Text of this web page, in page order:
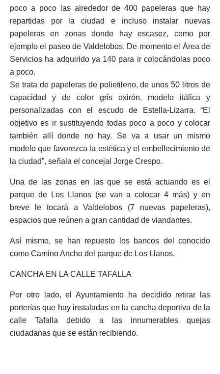
poco a poco las alrededor de 400 papeleras que hay
repartidas por la ciudad e incluso instalar nuevas
papeleras en zonas donde hay escasez, como por
ejemplo el paseo de Valdelobos. De momento el Área de
Servicios ha adquirido ya 140 para ir colocándolas poco
a poco.
Se trata de papeleras de polietileno, de unos 50 litros de
capacidad y de color gris oxirón, modelo itálica y
personalizadas con el escudo de Estella-Lizarra. “El
objetivo es ir sustituyendo todas poco a poco y colocar
también allí donde no hay. Se va a usar un mismo
modelo que favorezca la estética y el embellecimiento de
la ciudad”, señala el concejal Jorge Crespo.
Una de las zonas en las que se está actuando es el
parque de Los Llanos (se van a colocar 4 más) y en
breve le tocará a Valdelobos (7 nuevas papeleras),
espacios que reúnen a gran cantidad de viandantes.
Así mismo, se han repuesto los bancos del conocido
como Camino Ancho del parque de Los Llanos.
CANCHA EN LA CALLE TAFALLA
Por otro lado, el Ayuntamiento ha decidido retirar las
porterías que hay instaladas en la cancha deportiva de la
calle Tafalla debido a las innumerables quejas
ciudadanas que se están recibiendo.